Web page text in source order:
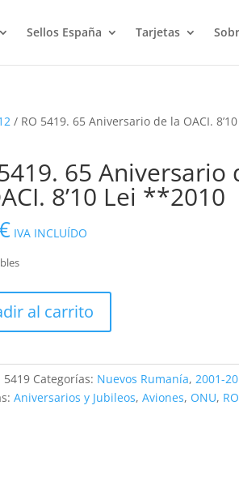
Sellos España Tarjetas
/ RO 5419. 65 Aniversario de la OACI.
65 Aniversario
8’10 Lei **2010
IVA INCLUÍDO
al carrito
5419 Categorías: Nuevos Rumanía,2001-
Aniversarios y Jubileos,Aviones, ONU, RO